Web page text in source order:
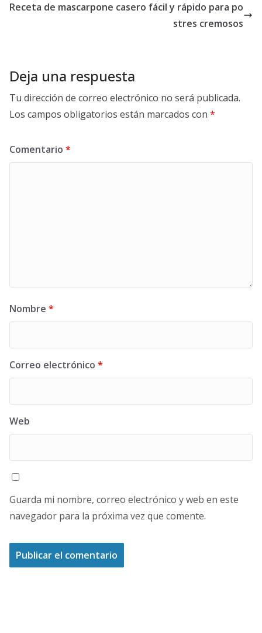
Receta de mascarpone casero fácil y rápido para po
stres cremosos
Deja una respuesta
Tu dirección de correo electrónico no será publicada.
Los campos obligatorios están marcados con *
Comentario *
Nombre *
Correo electrónico *
Web
Guarda mi nombre, correo electrónico y web en este
navegador para la próxima vez que comente.